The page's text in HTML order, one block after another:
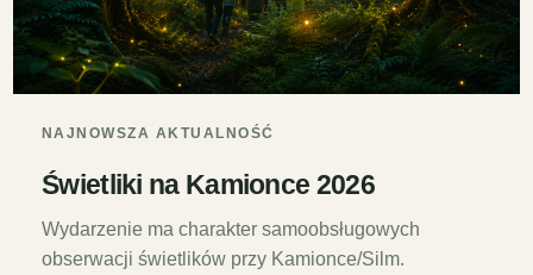
NAJNOWSZA AKTUALNOŚĆ
Świetliki na Kamionce 2026
Wydarzenie ma charakter samoobsługowych
obserwacji świetlików przy Kamionce/Silm.